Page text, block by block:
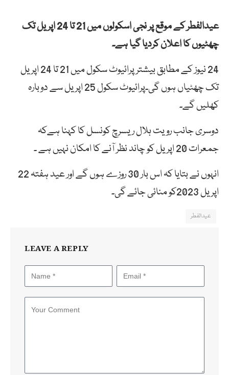
عیدالفطر کے موقع پر نجی اسکولوں میں 21 تا 24 اپریل تک
چھٹیوں کا اعلان کردیا گیا ہے۔
24 نیوز کے مطابق بیشتر پرائیوٹ سکول میں 21 تا 24 اپریل
تک چھٹیاں ہوں گی۔پرائیوٹ سکول 25 اپریل سے دوبارہ
کھلیں گے۔
دوسری جانب رویت ہلال ریسرچ کونسل کا کہنا ہےکہ
جمعرات 20 اپریل کو چاند نظر آنے کا امکان نہیں ہے ۔
انہوں نے بتایا کہ اس بار 30 روزے ہوں گے اور عید ہفتہ 22
اپریل 2023کو منائی جائے گی۔
عیدالفطر
LEAVE A REPLY